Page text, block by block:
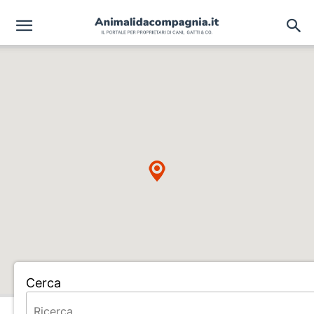
Cerca
Home ALLEVAMENTO